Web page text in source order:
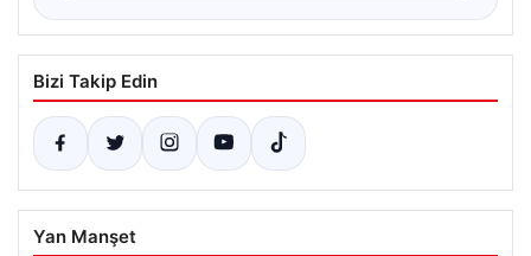
Bizi Takip Edin
Yan Manşet